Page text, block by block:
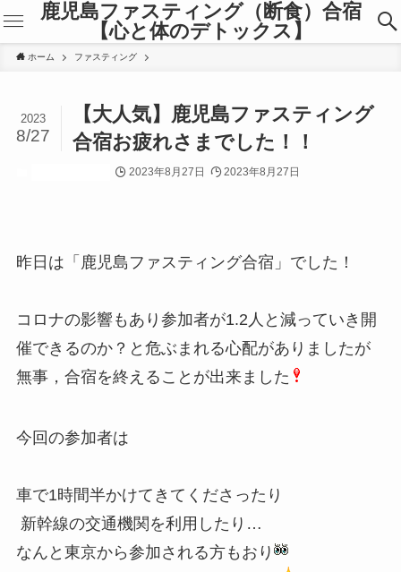
鹿児島ファスティング（断食）合宿
【心と体のデトックス】
ホーム ファスティング
【大人気】鹿児島ファスティング
合宿お疲れさまでした！！
2023
8/27
2023年8月27日 2023年8月27日
昨日は「鹿児島ファスティング合宿」でした！
コロナの影響もあり参加者が1.2人と減っていき開
催できるのか？と危ぶまれる心配がありましたが
無事，合宿を終えることが出来ました
今回の参加者は
車で1時間半かけてきてくださったり
新幹線の交通機関を利用したり…
なんと東京から参加される方もおり